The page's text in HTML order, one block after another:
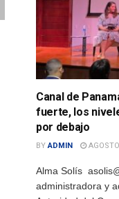
Canal de
fuerte, los
por debajo
BY ADMIN
Alma Solís
administradora y